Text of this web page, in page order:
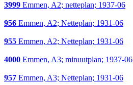
3999 Emmen, A2; netteplan; 1937-06
956 Emmen, A2; Netteplan; 1931-06
955 Emmen, A2; Netteplan; 1931-06
4000 Emmen, A3; minuutplan; 1937-06
957 Emmen, A3; Netteplan; 1931-06